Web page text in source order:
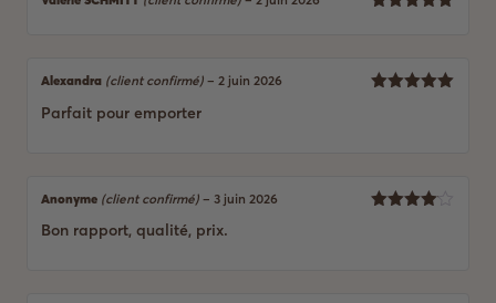
Alexandra (client confirmé) – 2 juin 2026
Parfait pour emporter
Anonyme (client confirmé) – 3 juin 2026
Bon rapport, qualité, prix.